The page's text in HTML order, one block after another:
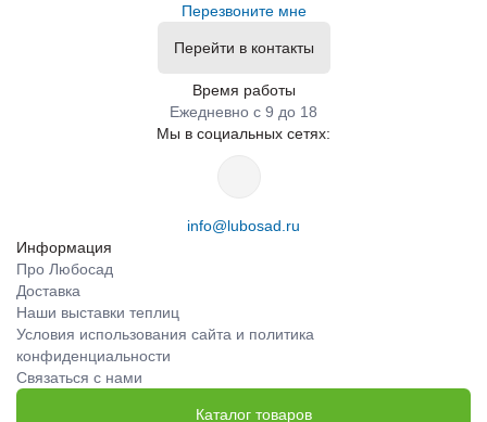
Перезвоните мне
Перейти в контакты
Время работы
Ежедневно с 9 до 18
Мы в социальных сетях:
info@lubosad.ru
Информация
Про Любосад
Доставка
Наши выставки теплиц
Условия использования сайта и политика
конфиденциальности
Связаться с нами
Каталог товаров